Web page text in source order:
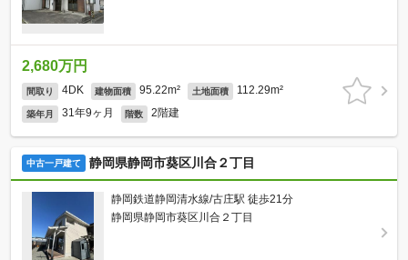
2,680万円
間取り 4DK 建物面積 95.22m² 土地面積 112.29m²
築年月 31年9ヶ月 階数 2階建
中古一戸建て 静岡県静岡市葵区川合２丁目
静岡鉄道静岡清水線/古庄駅 徒歩21分
静岡県静岡市葵区川合２丁目